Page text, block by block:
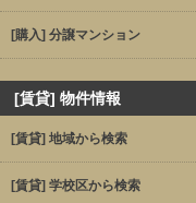
[購入] 分譲マンション
[賃貸] 物件情報
[賃貸] 地域から検索
[賃貸] 学校区から検索